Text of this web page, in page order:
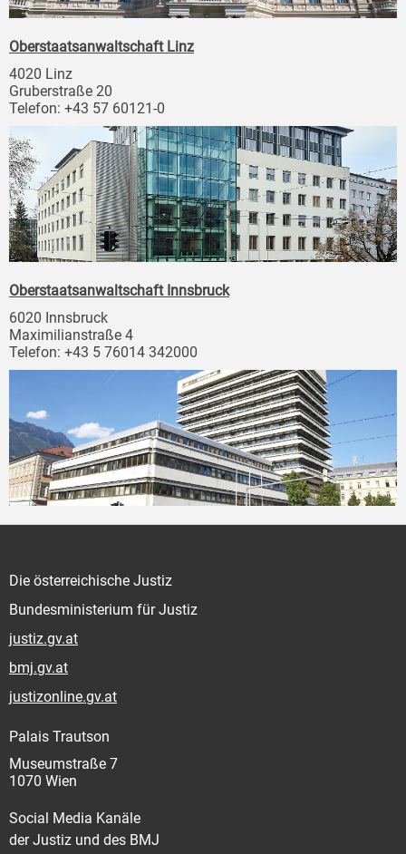
Oberstaatsanwaltschaft Linz
4020 Linz
Gruberstraße 20
Telefon: +43 57 60121-0
Oberstaatsanwaltschaft Innsbruck
6020 Innsbruck
Maximilianstraße 4
Telefon: +43 5 76014 342000
Die österreichische Justiz
Bundesministerium für Justiz
justiz.gv.at
bmj.gv.at
justizonline.gv.at
Palais Trautson
Museumstraße 7
1070 Wien
Social Media Kanäle
der Justiz und des BMJ